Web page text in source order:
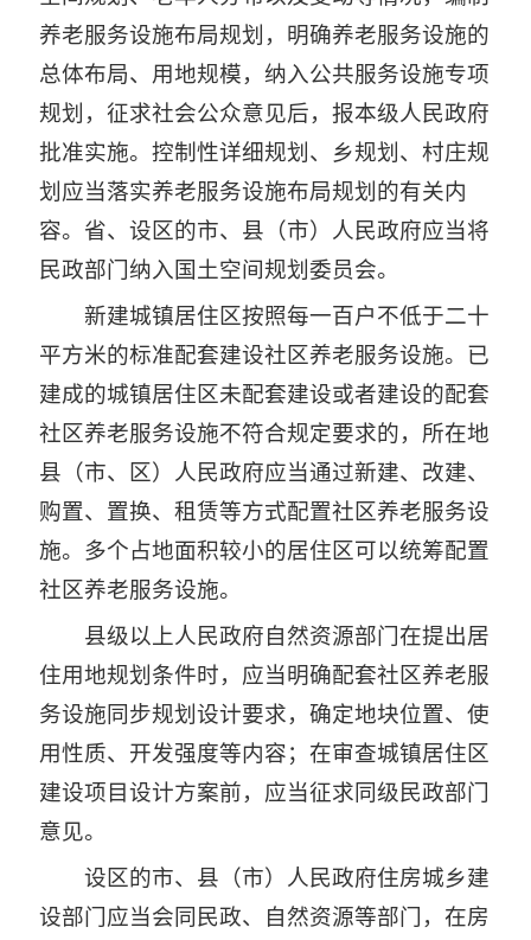
养老服务设施布局规划，明确养老服务设施的
总体布局、用地规模，纳入公共服务设施专项
规划，征求社会公众意见后，报本级人民政府
批准实施。控制性详细规划、乡规划、村庄规
划应当落实养老服务设施布局规划的有关内
容。省、设区的市、县（市）人民政府应当将
民政部门纳入国土空间规划委员会。
新建城镇居住区按照每一百户不低于二十
平方米的标准配套建设社区养老服务设施。已
建成的城镇居住区未配套建设或者建设的配套
社区养老服务设施不符合规定要求的，所在地
县（市、区）人民政府应当通过新建、改建、
购置、置换、租赁等方式配置社区养老服务设
施。多个占地面积较小的居住区可以统筹配置
社区养老服务设施。
县级以上人民政府自然资源部门在提出居
住用地规划条件时，应当明确配套社区养老服
务设施同步规划设计要求，确定地块位置、使
用性质、开发强度等内容；在审查城镇居住区
建设项目设计方案前，应当征求同级民政部门
意见。
设区的市、县（市）人民政府住房城乡建
设部门应当会同民政、自然资源等部门，在房